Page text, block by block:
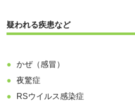
疑われる疾患など
かぜ（感冒）
夜驚症
RSウイルス感染症